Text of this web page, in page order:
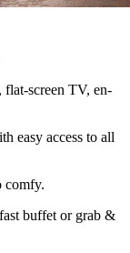
flat-screen TV, en-
easy access to all
comfy.
buffet or grab &